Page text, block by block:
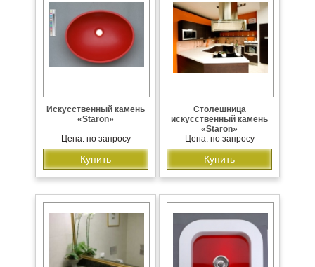
Искусственный камень
«Staron»
Цена: по запросу
Купить
Столешница
искусственный камень
«Staron»
Цена: по запросу
Купить